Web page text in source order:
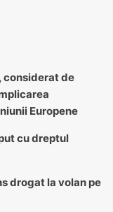
considerat de
Europene
cu dreptul
drogat la volan pe